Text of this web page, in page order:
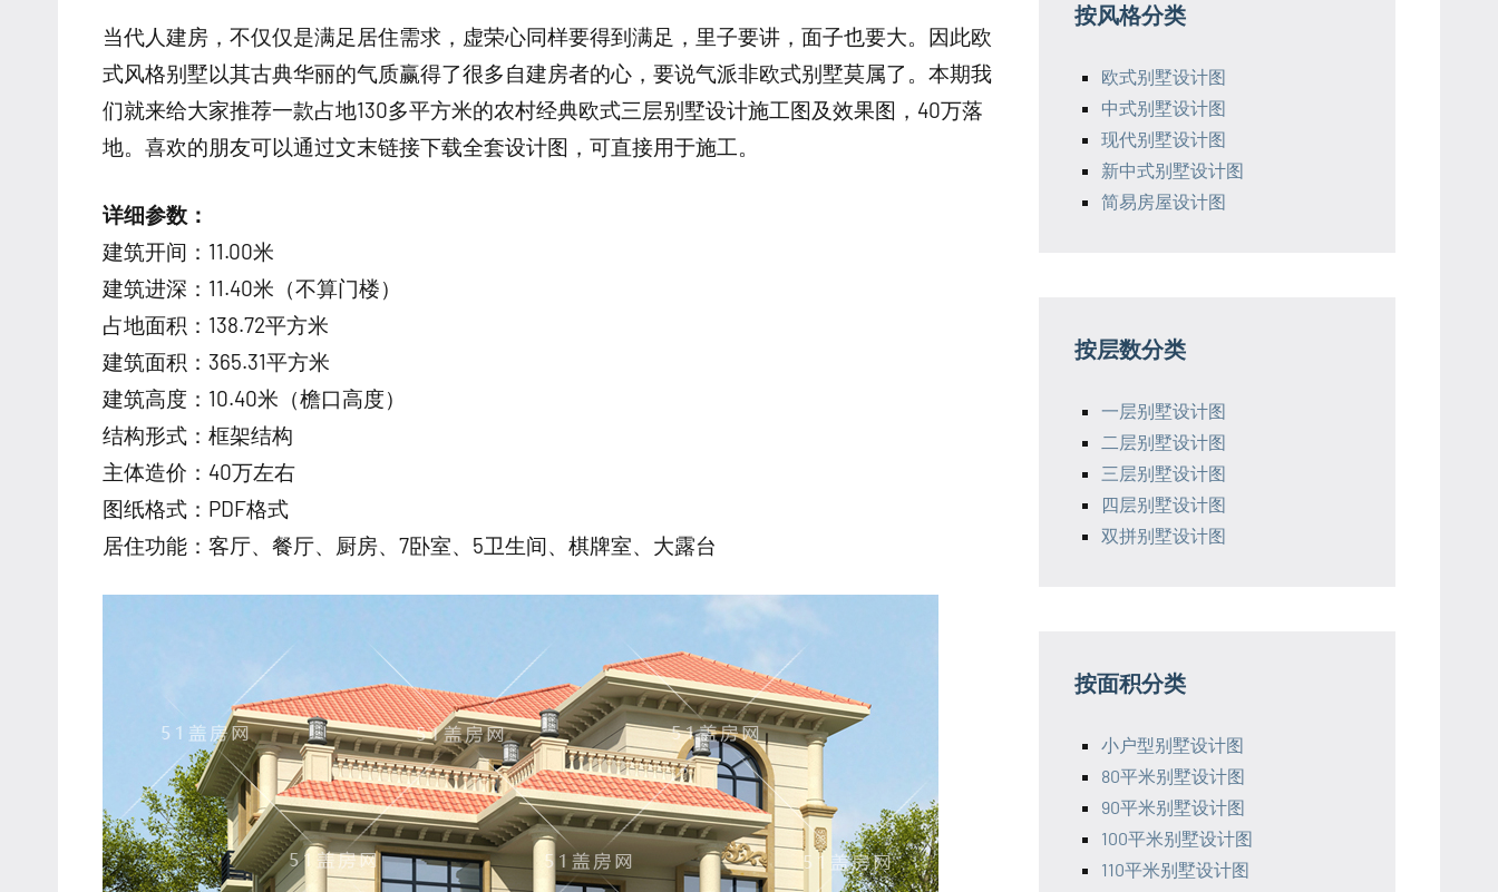
当代人建房，不仅仅是满足居住需求，虚荣心同样要得到满足，里子要讲，面子也要大。因此欧
式风格别墅以其古典华丽的气质赢得了很多自建房者的心，要说气派非欧式别墅莫属了。本期我
们就来给大家推荐一款占地130多平方米的农村经典欧式三层别墅设计施工图及效果图，40万落
地。喜欢的朋友可以通过文末链接下载全套设计图，可直接用于施工。
详细参数：
建筑开间：11.00米
建筑进深：11.40米（不算门楼）
占地面积：138.72平方米
建筑面积：365.31平方米
建筑高度：10.40米（檐口高度）
结构形式：框架结构
主体造价：40万左右
图纸格式：PDF格式
居住功能：客厅、餐厅、厨房、7卧室、5卫生间、棋牌室、大露台
按风格分类
欧式别墅设计图
中式别墅设计图
现代别墅设计图
新中式别墅设计图
简易房屋设计图
按层数分类
一层别墅设计图
二层别墅设计图
三层别墅设计图
四层别墅设计图
双拼别墅设计图
按面积分类
小户型别墅设计图
80平米别墅设计图
90平米别墅设计图
100平米别墅设计图
110平米别墅设计图